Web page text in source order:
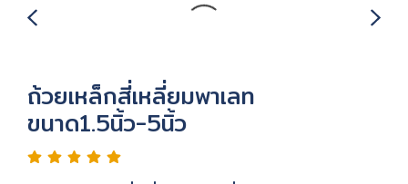
ถ้วยเหล็กสี่เหลี่ยมพาเลท
ขนาด1.5นิ้ว-5นิ้ว